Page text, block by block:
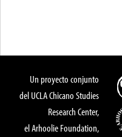
Un proyecto conjunto
del UCLA Chicano Studies
Research Center,
el Arhoolie Foundation,